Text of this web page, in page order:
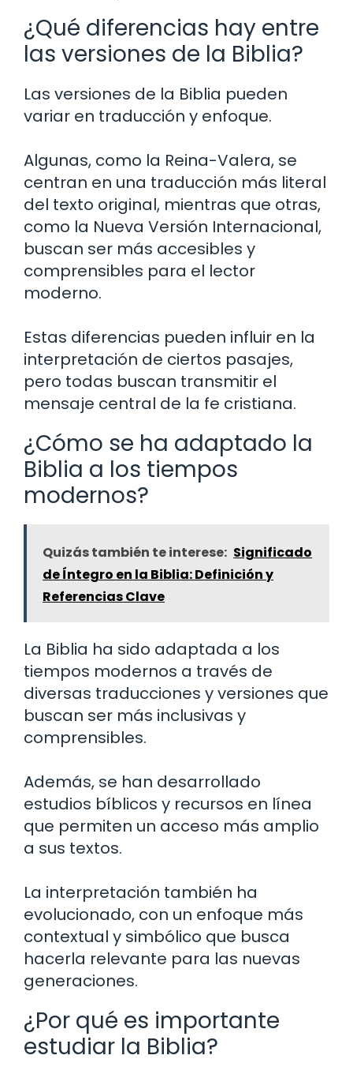
¿Qué diferencias hay entre
las versiones de la Biblia?
Las versiones de la Biblia pueden
variar en traducción y enfoque.
Algunas, como la Reina-Valera, se
centran en una traducción más literal
del texto original, mientras que otras,
como la Nueva Versión Internacional,
buscan ser más accesibles y
comprensibles para el lector
moderno.
Estas diferencias pueden influir en la
interpretación de ciertos pasajes,
pero todas buscan transmitir el
mensaje central de la fe cristiana.
¿Cómo se ha adaptado la
Biblia a los tiempos
modernos?
Quizás también te interese: Significado
de Íntegro en la Biblia: Definición y
Referencias Clave
La Biblia ha sido adaptada a los
tiempos modernos a través de
diversas traducciones y versiones que
buscan ser más inclusivas y
comprensibles.
Además, se han desarrollado
estudios bíblicos y recursos en línea
que permiten un acceso más amplio
a sus textos.
La interpretación también ha
evolucionado, con un enfoque más
contextual y simbólico que busca
hacerla relevante para las nuevas
generaciones.
¿Por qué es importante
estudiar la Biblia?